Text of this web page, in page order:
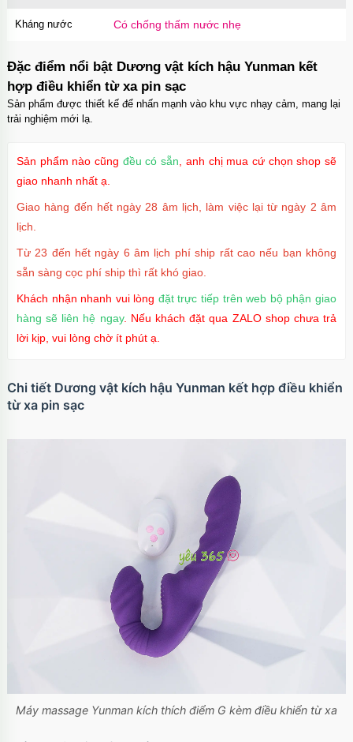
Kháng nước Có chống thấm nước nhẹ
Đặc điểm nổi bật Dương vật kích hậu Yunman kết
hợp điều khiển từ xa pin sạc
Sản phẩm được thiết kế để nhấn mạnh vào khu vực nhạy cảm, mang lại
trải nghiệm mới lạ.
Sản phẩm nào cũng đều có sẵn , anh chị mua cứ chọn shop sẽ
giao nhanh nhất ạ.
Giao hàng đến hết ngày 28 âm lịch, làm việc lại từ ngày 2 âm
lịch.
Từ 23 đến hết ngày 6 âm lịch phí ship rất cao nếu bạn không
sẵn sàng cọc phí ship thì rất khó giao.
Khách nhận nhanh vui lòng đặt trực tiếp trên web bộ phận giao
hàng sẽ liên hệ ngay. Nếu khách đặt qua ZALO shop chưa trả
lời kịp, vui lòng chờ ít phút ạ.
Chi tiết Dương vật kích hậu Yunman kết hợp điều khiển
từ xa pin sạc
Máy massage Yunman kích thích điểm G kèm điều khiển từ xa